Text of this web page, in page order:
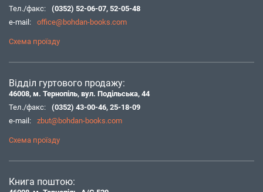
Тел./факс:
(0352) 52-06-07, 52-05-48
e-mail:
office@bohdan-books.com
Схема проїзду
Відділ гуртового продажу:
46008, м. Тернопіль, вул. Подільська, 44
Тел./факс:
(0352) 43-00-46, 25-18-09
e-mail:
zbut@bohdan-books.com
Схема проїзду
Книга поштою: